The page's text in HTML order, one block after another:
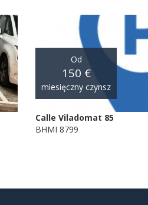
Od
150 €
miesięczny czynsz
Calle Viladomat 85
BHMI 8799